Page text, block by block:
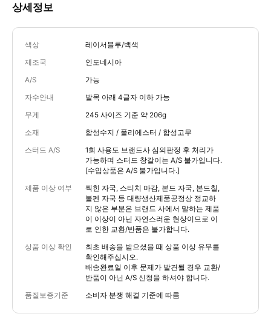
상세정보
색상 레이서블루/백색
제조국 인도네시아
A/S 가능
자수안내 발목 아래 4글자 이하 가능
무게 245 사이즈 기준 약 206g
소재 합성수지 / 폴리에스터 / 합성고무
스터드 A/S
1회 사용도 브랜드사 심의판정 후 처리가
가능하며 스터드 창갈이는 A/S 불가입니다.
[수입상품은 A/S 불가입니다.]
제품 이상 여부
찍힌 자국, 스티치 마감, 본드 자국, 본드칠,
볼펜 자국 등 대량생산제품공정상 정교하
지 않은 부분은 브랜드 사에서 말하는 제품
이 이상이 아닌 자연스러운 현상이므로 이
로 인한 교환/반품은 불가합니다.
상품 이상 확인
최초 배송을 받으셨을 때 상품 이상 유무를
확인해주십시오.
배송완료일 이후 문제가 발견될 경우 교환/
반품이 아닌 A/S 신청을 하셔야 합니다.
품질보증기준 소비자 분쟁 해결 기준에 따름